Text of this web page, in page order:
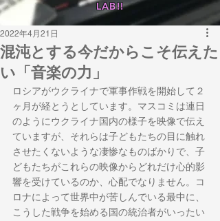
LAB!!
混沌とする今だからこそ伝えた
い「音楽の力」
2022年4月21日
ロシアがウクライナで軍事作戦を開始して２
ヶ月が経とうとしています。マスコミは連日
のようにウクライナ国内の様子を映像で伝え
ていますが、それらは子どもたちの目に触れ
させたくないような凄惨なものばかりで、子
どもたちがこれらの映像からどれだけ心的影
響を受けているのか、心配でなりません。コ
ロナによって世界中が苦しんでいる最中に、
こうした戦争を始める国の統治者がいったい